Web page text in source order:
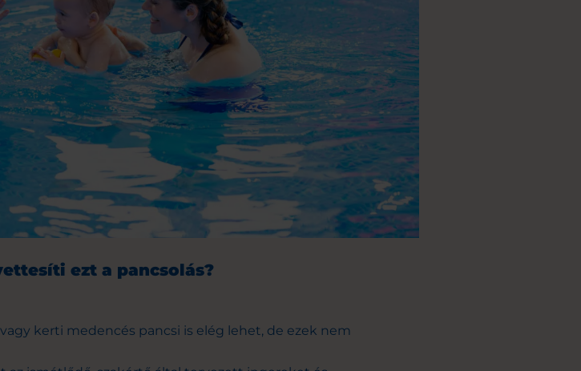
ezt a pancsolás?
kerti medencés pancsi is elég lehet, de ezek nem